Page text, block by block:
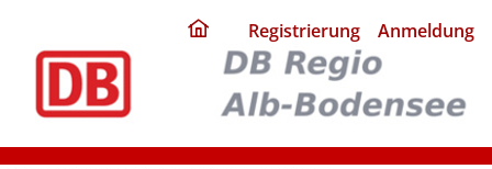
home
page
Registrierung Anmeldung